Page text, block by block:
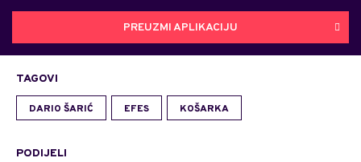
PREUZMI APLIKACIJU
TAGOVI
DARIO ŠARIĆ EFES KOŠARKA
PODIJELI